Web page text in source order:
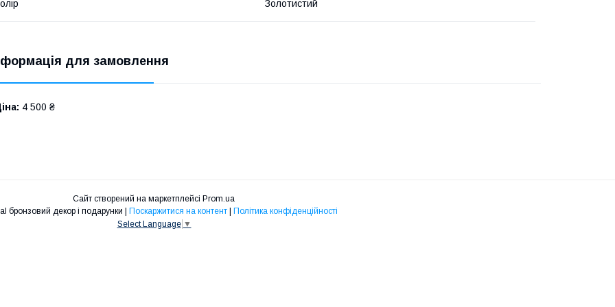
Золотистий
для замовлення
4 500 ₴
Сайт створений на маркетплейсі Prom.ua
Поскаржитися на контент
Політика конфіденційності
Select Language ▼